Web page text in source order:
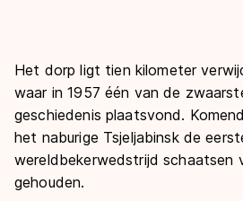
Algemene Nederlandse
Deze zomer de weg op
Waar kan ik schaatsen en skaten?
Alles voor jou als schaatsfan
Evenementen
Tickets
Livestreams
Olympische Spelen
Olympische Spelen
Medaille overzicht
Het dorp ligt tien kilometer
waar in 1957 één van de
geschiedenis plaatsvond.
het naburige Tsjeljabinsk de
wereldbekerwedstrijd schaatsen
gehouden.